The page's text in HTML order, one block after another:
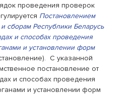
проведения проверок
Постановлением
сборам Республики Беларусь
и способах проведения
и установлении форм
С указанной
постановление от
и способах проведения
и установлении форм